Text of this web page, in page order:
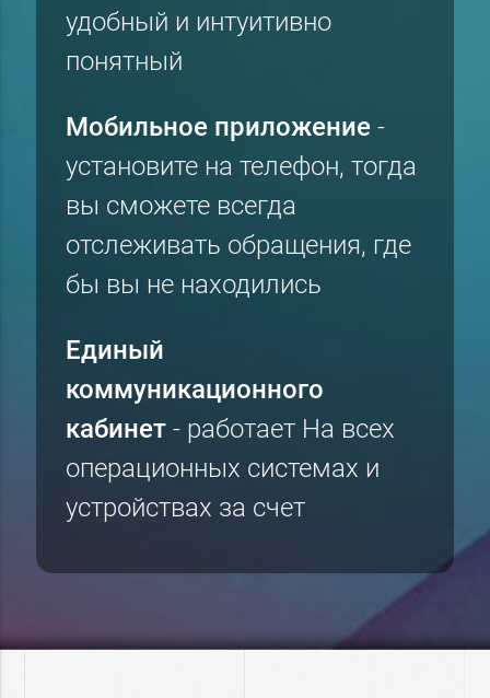
удобный и интуитивно
понятный
Мобильное приложение-
установите на телефон, тогда
вы сможете всегда
отслеживать обращения, где
бы вы не находились
Единый
коммуникационного
кабинет- работает На всех
операционных системах и
устройствах за счет